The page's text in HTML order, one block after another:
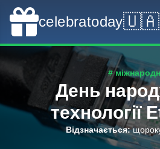
celebratoday🇺🇦
#
День
технології
Відзначається: